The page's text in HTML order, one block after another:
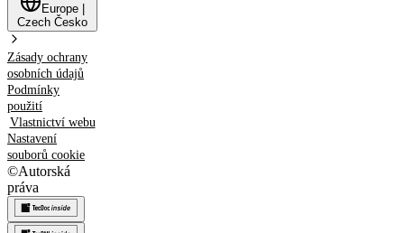
Europe
Czech Česko
Zásady ochrany
osobních údajů
Podmínky
použití
Vlastnictví webu
Nastavení
souborů cookie
©Autorská
práva